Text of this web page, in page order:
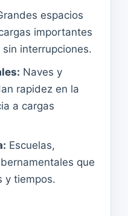
espacios
importantes
interrupciones.
Naves y
rapidez en la
a cargas
Escuelas,
que
y tiempos.